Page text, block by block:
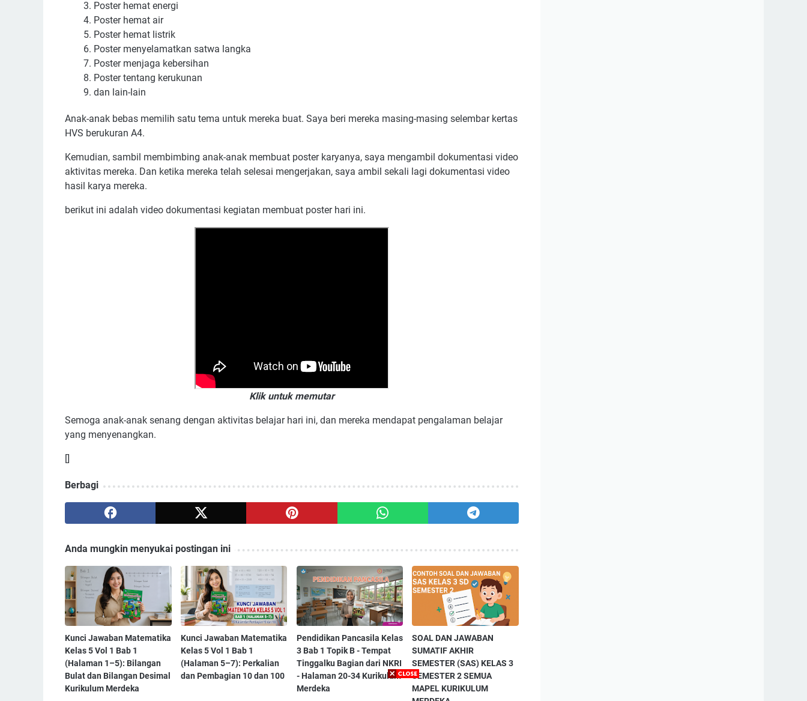
Poster hemat energi
Poster hemat air
Poster hemat listrik
Poster menyelamatkan satwa langka
Poster menjaga kebersihan
Poster tentang kerukunan
dan lain-lain
Anak-anak bebas memilih satu tema untuk mereka buat. Saya beri mereka masing-masing selembar kertas
HVS berukuran A4.
Kemudian, sambil membimbing anak-anak membuat poster karyanya, saya mengambil dokumentasi video
aktivitas mereka. Dan ketika mereka telah selesai mengerjakan, saya ambil sekali lagi dokumentasi video
hasil karya mereka.
berikut ini adalah video dokumentasi kegiatan membuat poster hari ini.
Klik untuk memutar
Semoga anak-anak senang dengan aktivitas belajar hari ini, dan mereka mendapat pengalaman belajar
yang menyenangkan.
[]
Berbagi
Anda mungkin menyukai postingan ini
Kunci Jawaban Matematika
Kelas 5 Vol 1 Bab 1
(Halaman 1–5): Bilangan
Bulat dan Bilangan Desimal
Kurikulum Merdeka
Kunci Jawaban Matematika
Kelas 5 Vol 1 Bab 1
(Halaman 5–7): Perkalian
dan Pembagian 10 dan 100
Pendidikan Pancasila Kelas
3 Bab 1 Topik B - Tempat
Tinggalku Bagian dari NKRI
- Halaman 20-34 Kurikulum
Merdeka
SOAL DAN JAWABAN
SUMATIF AKHIR
SEMESTER (SAS) KELAS 3
SEMESTER 2 SEMUA
MAPEL KURIKULUM